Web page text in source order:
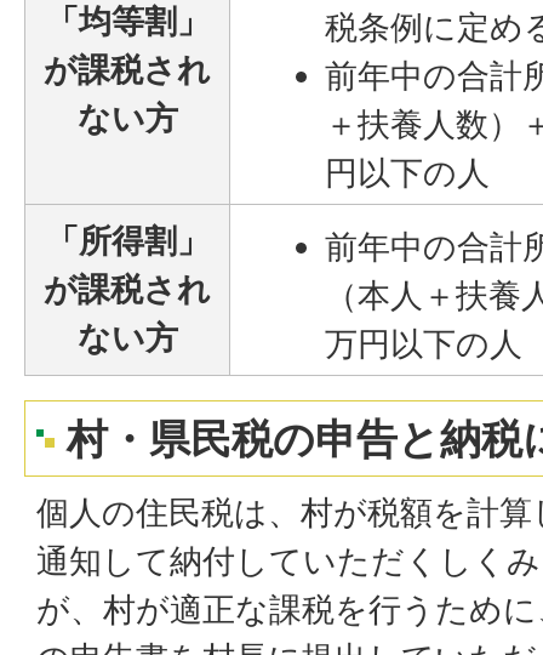
「均等割」
が課税され
ない方
税条例に定め
前年中の合計
＋扶養人数）
円以下の人
「所得割」
が課税され
ない方
前年中の合計
（本人＋扶
万円以下の人
村・県民税の申告と納税
個人の住民税は、村が税額を計
通知して納付していただくしく
が、村が適正な課税を行うため